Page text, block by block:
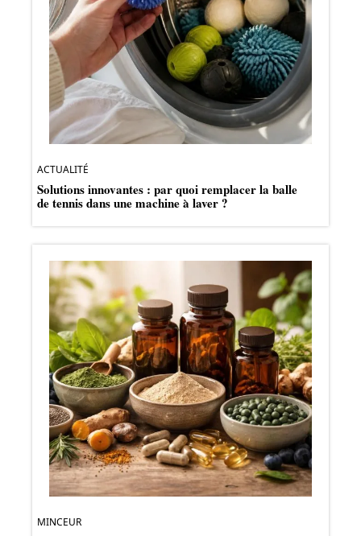
ACTUALITÉ
Solutions innovantes : par quoi remplacer la balle
de tennis dans une machine à laver ?
MINCEUR